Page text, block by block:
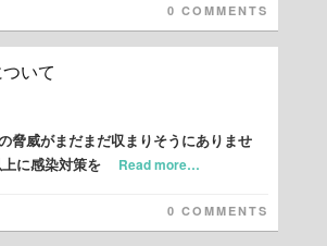
0 COMMENTS
いて
脅威がまだまだ収まりそうにありませ
に感染対策を
Read more…
0 COMMENTS